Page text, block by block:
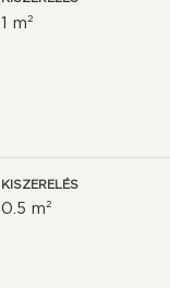
1 m²
KISZERELÉS
0.5 m²